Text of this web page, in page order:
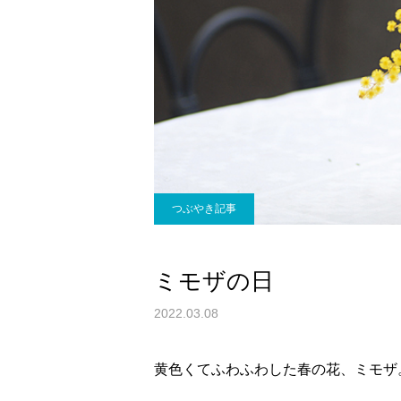
つぶやき記事
ミモザの日
2022.03.08
黄色くてふわふわした春の花、ミモザ